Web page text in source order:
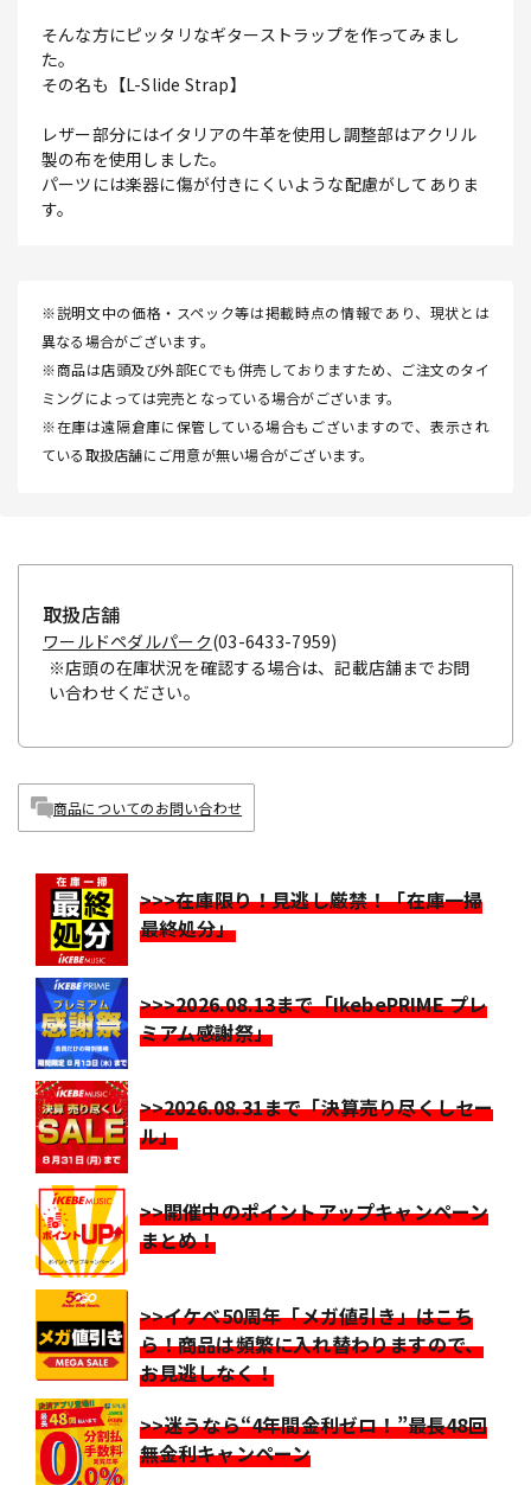
そんな方にピッタリなギターストラップを作ってみまし
た。
その名も【L-Slide Strap】
レザー部分にはイタリアの牛革を使用し調整部はアクリル
製の布を使用しました。
パーツには楽器に傷が付きにくいような配慮がしてありま
す。
※説明文中の価格・スペック等は掲載時点の情報であり、現状とは
異なる場合がございます。
※商品は店頭及び外部ECでも併売しておりますため、ご注文のタイ
ミングによっては完売となっている場合がございます。
※在庫は遠隔倉庫に保管している場合もございますので、表示され
ている取扱店舗にご用意が無い場合がございます。
取扱店舗
ワールドペダルパーク(03-6433-7959)
※店頭の在庫状況を確認する場合は、記載店舗までお問
い合わせください。
商品についてのお問い合わせ
>>>在庫限り！見逃し厳禁！「在庫一掃
最終処分」
>>>2026.08.13まで「IkebePRIME プレ
ミアム感謝祭」
>>2026.08.31まで「決算売り尽くしセー
ル」
>>開催中のポイントアップキャンペーン
まとめ！
>>イケベ50周年「メガ値引き」はこち
ら！商品は頻繁に入れ替わりますので、
お見逃しなく！
>>迷うなら“4年間金利ゼロ！”最長48回
無金利キャンペーン